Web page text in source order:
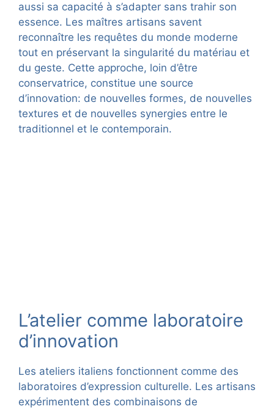
aussi sa capacité à s’adapter sans trahir son
essence. Les maîtres artisans savent
reconnaître les requêtes du monde moderne
tout en préservant la singularité du matériau et
du geste. Cette approche, loin d’être
conservatrice, constitue une source
d’innovation: de nouvelles formes, de nouvelles
textures et de nouvelles synergies entre le
traditionnel et le contemporain.
L’atelier comme laboratoire
d’innovation
Les ateliers italiens fonctionnent comme des
laboratoires d’expression culturelle. Les artisans
expérimentent des combinaisons de